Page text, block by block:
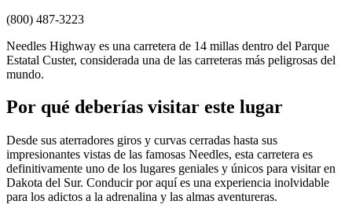
(800) 487-3223
Needles Highway es una carretera de 14 millas dentro del Parque
Estatal Custer, considerada una de las carreteras más peligrosas del
mundo.
Por qué deberías visitar este lugar
Desde sus aterradores giros y curvas cerradas hasta sus
impresionantes vistas de las famosas Needles, esta carretera es
definitivamente uno de los lugares geniales y únicos para visitar en
Dakota del Sur. Conducir por aquí es una experiencia inolvidable
para los adictos a la adrenalina y las almas aventureras.